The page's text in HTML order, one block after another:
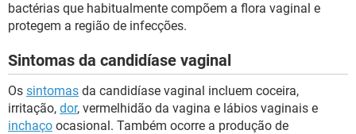
bactérias que habitualmente compõem a flora vaginal e
protegem a região de infecções.
Sintomas da candidíase vaginal
Os sintomas da candidíase vaginal incluem coceira,
irritação, dor, vermelhidão da vagina e lábios vaginais e
inchaço ocasional. Também ocorre a produção de